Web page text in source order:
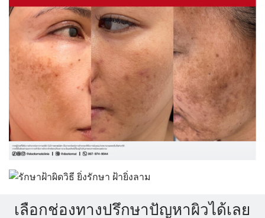
เลือกช่องทางปรึกษาปัญหาผิวได้เลย